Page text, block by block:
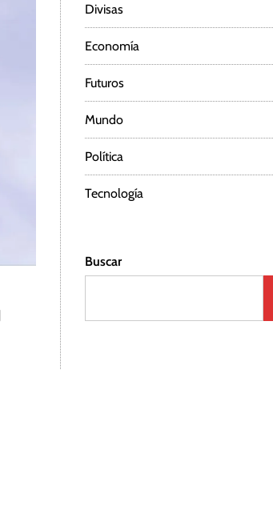
Divisas
Economía
Futuros
Mundo
Política
Tecnología
Buscar